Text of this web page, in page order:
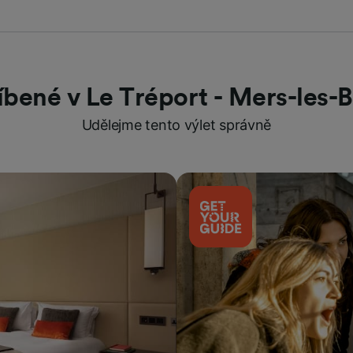
v Le Tréport - Mers-les-
Udělejme tento výlet správně